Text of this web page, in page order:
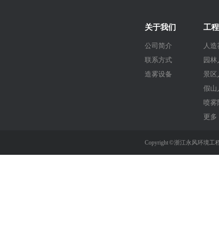
关于我们
公司简介
联系方式
造雾设备
工
人造
园林
景区
假山
喷雾
更多
Copyright © 浙江永风环境工